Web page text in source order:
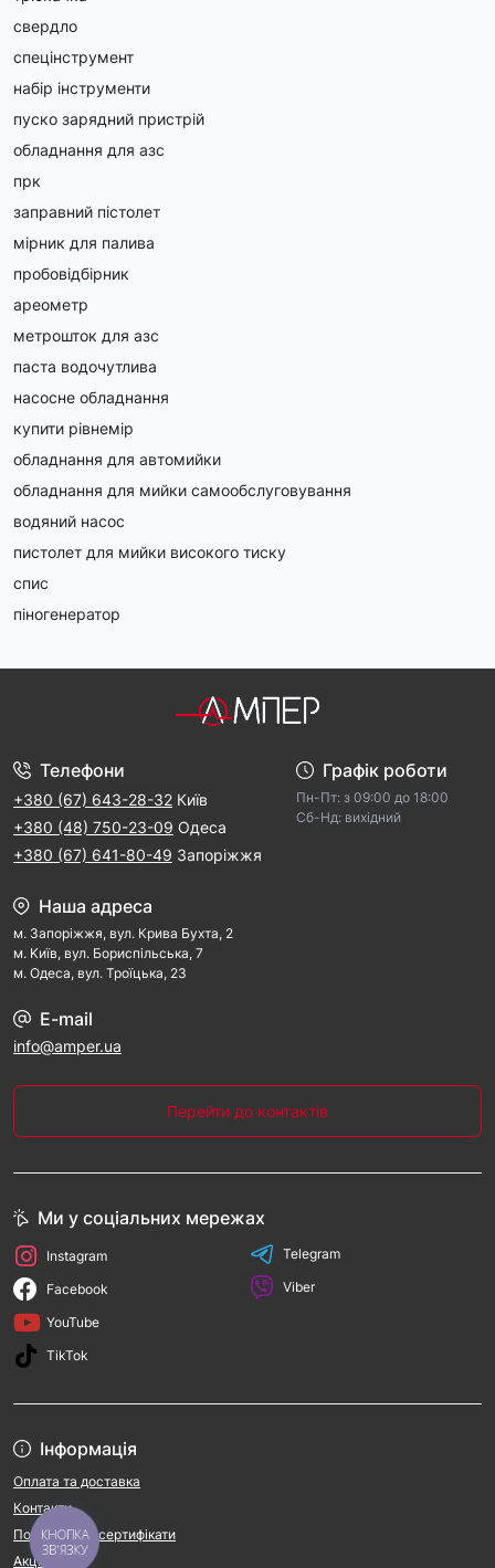
свердло
спецінструмент
набір інструменти
пуско зарядний пристрій
обладнання для азс
прк
заправний пістолет
мірник для палива
пробовідбірник
ареометр
метрошток для азс
паста водочутлива
насосне обладнання
купити рівнемір
обладнання для автомийки
обладнання для мийки самообслуговування
водяний насос
пистолет для мийки високого тиску
спис
піногенератор
Телефони
+380 (67) 643-28-32 Київ
+380 (48) 750-23-09 Одеса
+380 (67) 641-80-49 Запоріжжя
Графік роботи
Пн-Пт: з 09:00 дo 18:00
Cб-Hд: виxідний
Наша адреса
м. Запорiжжя, вул. Крива Бухта, 2
м. Kиїв, вул. Бориспільська, 7
м. Одеса, вул. Троїцька, 23
E-mail
info@amper.ua
Перейти до контактів
Інформація
Оплата та доставка
Контакти
Подарункові сертифікати
Акції
Ми у соціальних мережах
Instagram
Facebook
YouTube
TikTok
Telegram
Viber
КНОПКА
ЗВ'ЯЗКУ